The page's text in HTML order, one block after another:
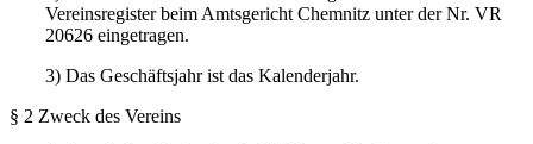
Vereinsregister beim Amtsgericht Chemnitz unter der Nr. VR
20626 eingetragen.
3) Das Geschäftsjahr ist das Kalenderjahr.
§ 2 Zweck des Vereins